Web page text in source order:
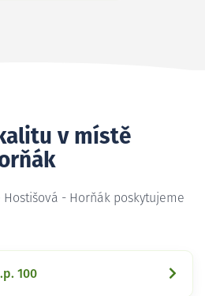
v místě
- Horňák poskytujeme
100